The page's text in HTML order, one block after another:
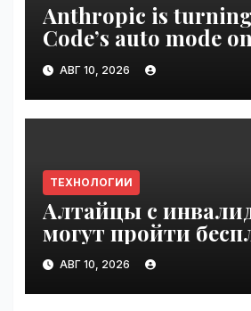
Anthropic is
Code’s auto mode
default | VseTime.ru
АВГ 10, 2026
ТЕХНОЛОГИИ
Алтайцы с
могут пройти
обучающий курс
VseTime.ru
АВГ 10, 2026